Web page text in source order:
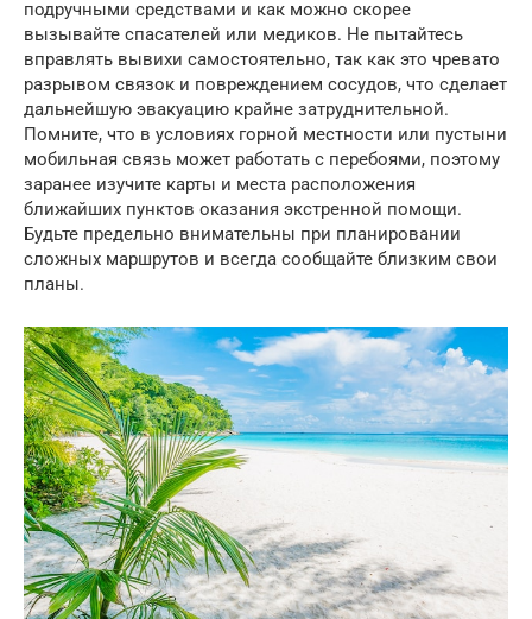
подручными средствами и как можно скорее
вызывайте спасателей или медиков. Не пытайтесь
вправлять вывихи самостоятельно, так как это чревато
разрывом связок и повреждением сосудов, что сделает
дальнейшую эвакуацию крайне затруднительной.
Помните, что в условиях горной местности или пустыни
мобильная связь может работать с перебоями, поэтому
заранее изучите карты и места расположения
ближайших пунктов оказания экстренной помощи.
Будьте предельно внимательны при планировании
сложных маршрутов и всегда сообщайте близким свои
планы.